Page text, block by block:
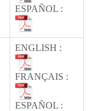
ESPAÑOL :
ENGLISH :
FRANÇAIS :
ESPAÑOL :